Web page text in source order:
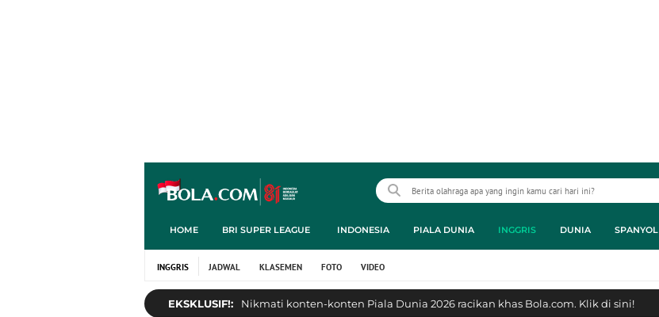
HOME BRI SUPER LEAGUE INDONESIA PIALA DUNIA INGGRIS DUNIA SPANYOL
INGGRIS JADWAL KLASEMEN FOTO VIDEO
EKSKLUSIF!: Nikmati konten-konten Piala Dunia 2026 racikan khas Bola.com. Klik di sini!